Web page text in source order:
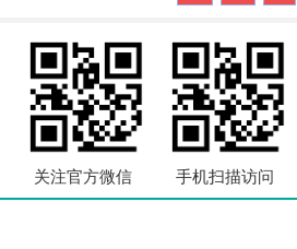
关注官方微信 手机扫描访问